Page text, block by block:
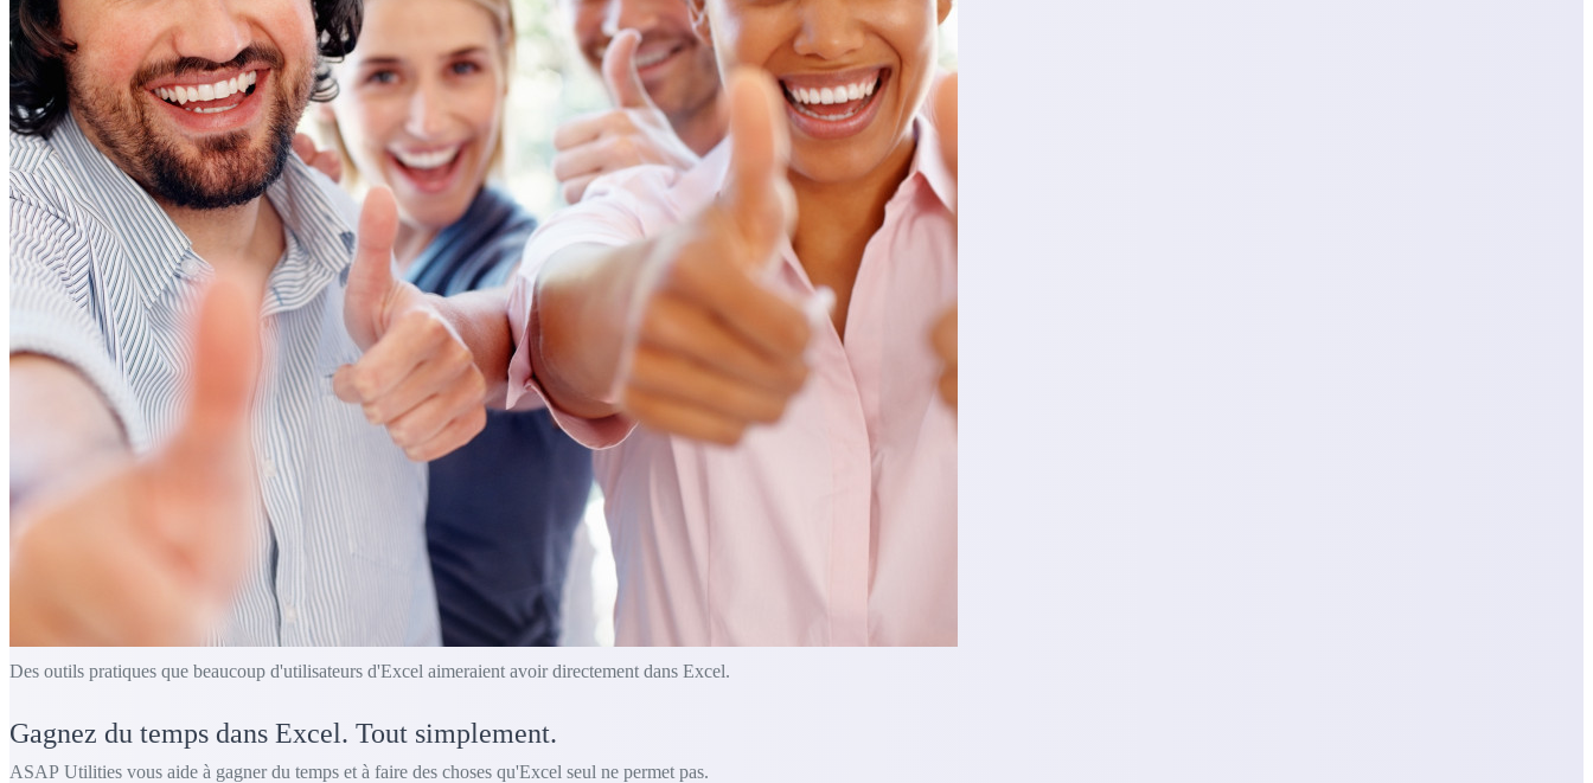
Des outils pratiques que beaucoup d'utilisateurs d'Excel aimeraient avoir directement dans Excel.
Gagnez du temps dans Excel. Tout simplement.
ASAP Utilities vous aide à gagner du temps et à faire des choses qu'Excel seul ne permet pas.